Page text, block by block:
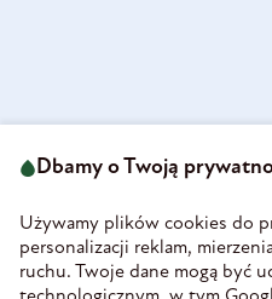
58-160 Świebodzice
REGON 890213034
INFORMACJE
Dbamy o Twoją
Używamy plików cookies do
personalizacji reklam,
ruchu. Twoje dane mogą być